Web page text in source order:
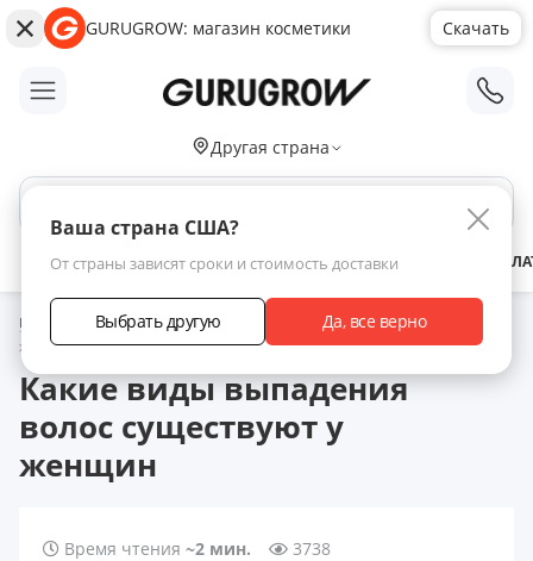
GURUGROW: магазин косметики Скачать
Другая страна
Ваша страна США?
От страны зависят сроки и стоимость доставки
Выбрать другую Да, все верно
АКЦИИ НОВИНКИБРЕНДЫЗАРАБОТАТЬ С НАМИ
Главная Статьи
Какие виды выпадения волос существуют у
женщин
Какие виды выпадения
волос существуют у
женщин
Время чтения ~2 мин. 3738